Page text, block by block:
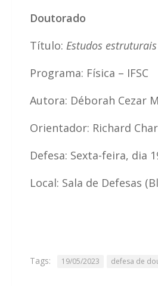
Doutorado
Título: Estudos
Programa: Física – IFSC
Autora: Déborah Cezar
Orientador: Richard
Defesa: Sexta-feira, dia
Local: Sala de Defesas
Tags: 19/05/2023 defesa de